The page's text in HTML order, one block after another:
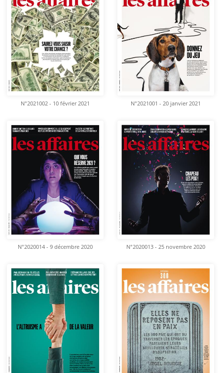
N°2021002 - 10 février 2021 N°2021001 - 20 janvier 2021
N°2020014 - 9 décembre 2020 N°2020013 - 25 novembre 2020